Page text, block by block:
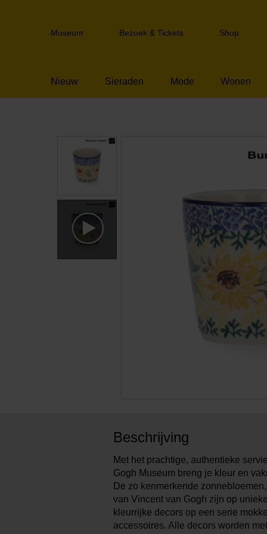
Spring
Header
Museum Bezoek & Tickets Shop
Nieuw Sieraden Mode Wonen
Beschrijving
Met het prachtige, authentieke
Gogh Museum breng je kleur en
De zo kenmerkende
van Vincent van Gogh zijn op
kleurrijke decors op een serie
accessoires. Alle decors worden